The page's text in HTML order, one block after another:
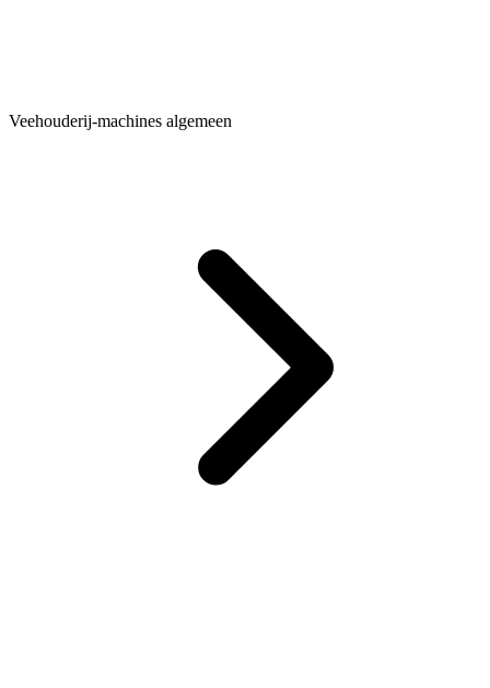
Veehouderij-machines algemeen